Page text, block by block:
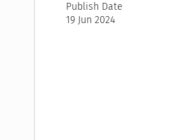
Publish Date
19 Jun 2024